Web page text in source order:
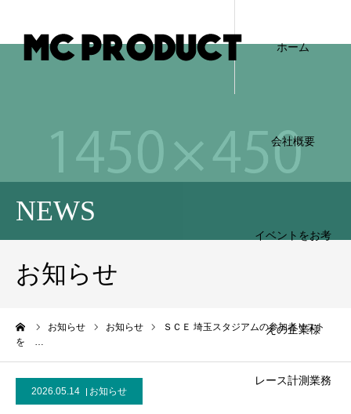
ホーム
会社概要
イベントをお考
えの企業様
レース計測業務
NEWS
お知らせ
お知らせ お知らせ
ＳＣＥ 埼玉スタジアムの参加者リスト
を …
2026.05.14 お知らせ